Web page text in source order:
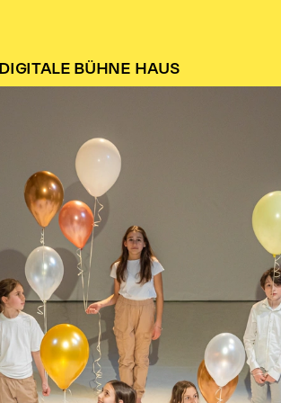
DIGITALE BÜHNE HAUS